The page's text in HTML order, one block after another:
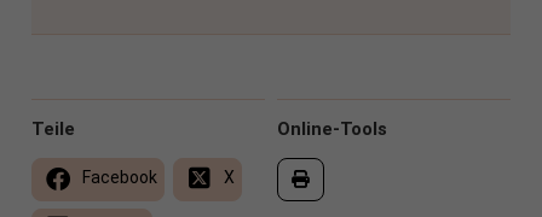
Online-Tools
Teile
Facebook X